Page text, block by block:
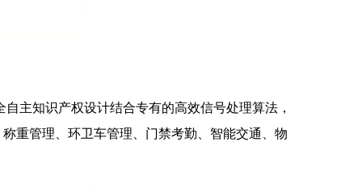
主知识产权设计结合专有的高效信号处理算法，
重管理、环卫车管理、门禁考勤、智能交通、物